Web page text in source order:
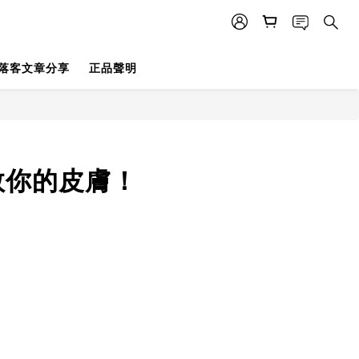
客文章分享 正品聲明
的皮膚！